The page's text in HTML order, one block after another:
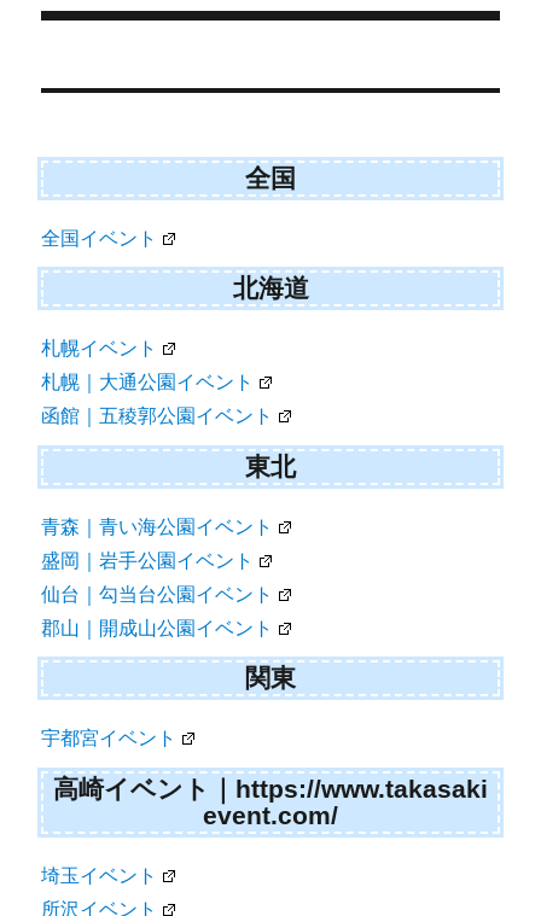
r
navigation
全国
全国イベント
北海道
札幌イベント
札幌｜大通公園イベント
函館｜五稜郭公園イベント
東北
青森｜青い海公園イベント
盛岡｜岩手公園イベント
仙台｜勾当台公園イベント
郡山｜開成山公園イベント
関東
宇都宮イベント
高崎イベント｜https://www.takasaki
event.com/
埼玉イベント
所沢イベント